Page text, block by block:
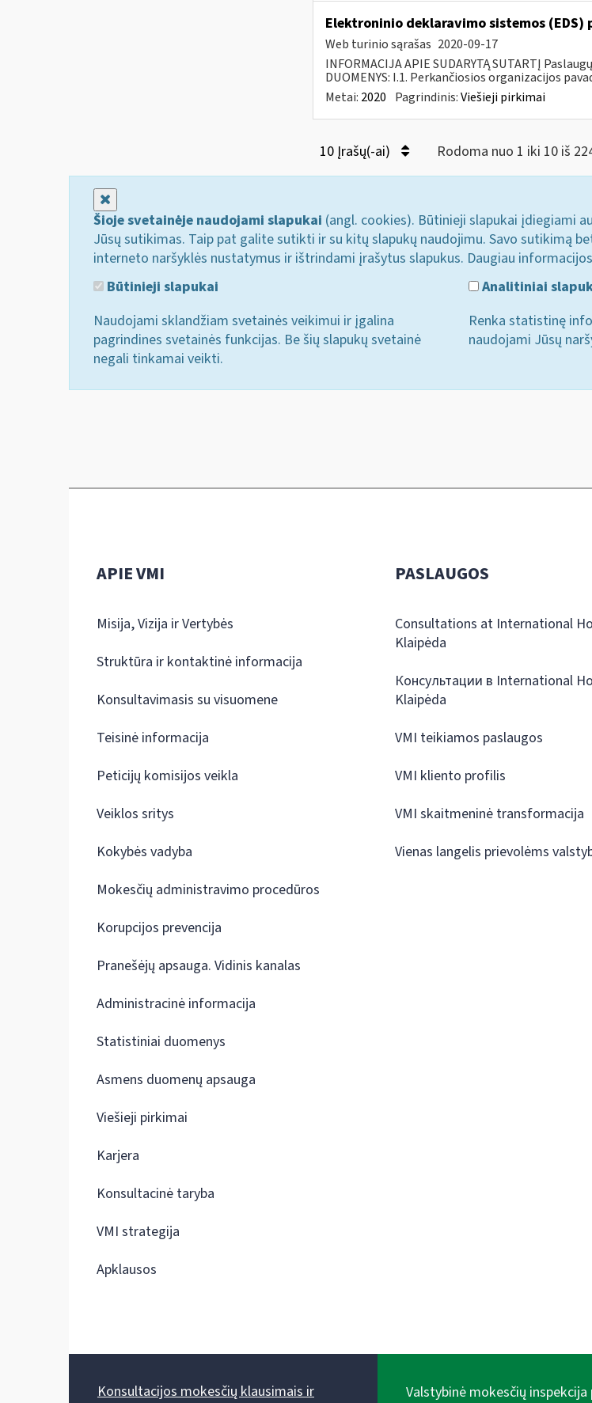
Elektroninio deklaravimo sistemos
Web turinio sąrašas 2020-09-17
INFORMACIJA APIE SUDARYTĄ SUTARTĮ
DUOMENYS: I.1. Perkančiosios organizacijos
Metai: 2020 Pagrindinis:Viešieji pirkimai
10 Įrašų(-ai) Rodoma nuo 1 iki 10 iš
Šioje svetainėje naudojami slapukai (angl. cookies). Būtinieji slapukai įdiegiami
Jūsų sutikimas. Taip pat galite sutikti ir su kitų slapukų naudojimu. Savo sutikimą
interneto naršyklės nustatymus ir ištrindami įrašytus slapukus. Daugiau informacijos
Būtinieji slapukai
Naudojami sklandžiam svetainės veikimui ir įgalina
pagrindines svetainės funkcijas. Be šių slapukų svetainė
negali tinkamai veikti.
Analitiniai
Renka statistinę
naudojami Jūsų
APIE VMI
Misija, Vizija ir Vertybės
Struktūra ir kontaktinė informacija
Konsultavimasis su visuomene
Teisinė informacija
Peticijų komisijos veikla
Veiklos sritys
Kokybės vadyba
Mokesčių administravimo procedūros
Korupcijos prevencija
Pranešėjų apsauga. Vidinis kanalas
Administracinė informacija
Statistiniai duomenys
Asmens duomenų apsauga
Viešieji pirkimai
Karjera
Konsultacinė taryba
VMI strategija
Apklausos
PASLAUGOS
Consultations at International
Klaipėda
Консультации в International
Klaipėda
VMI teikiamos paslaugos
VMI kliento profilis
VMI skaitmeninė transformacija
Vienas langelis prievolėms
Konsultacijos mokesčių klausimais ir
Valstybinė mokesčių inspekcija